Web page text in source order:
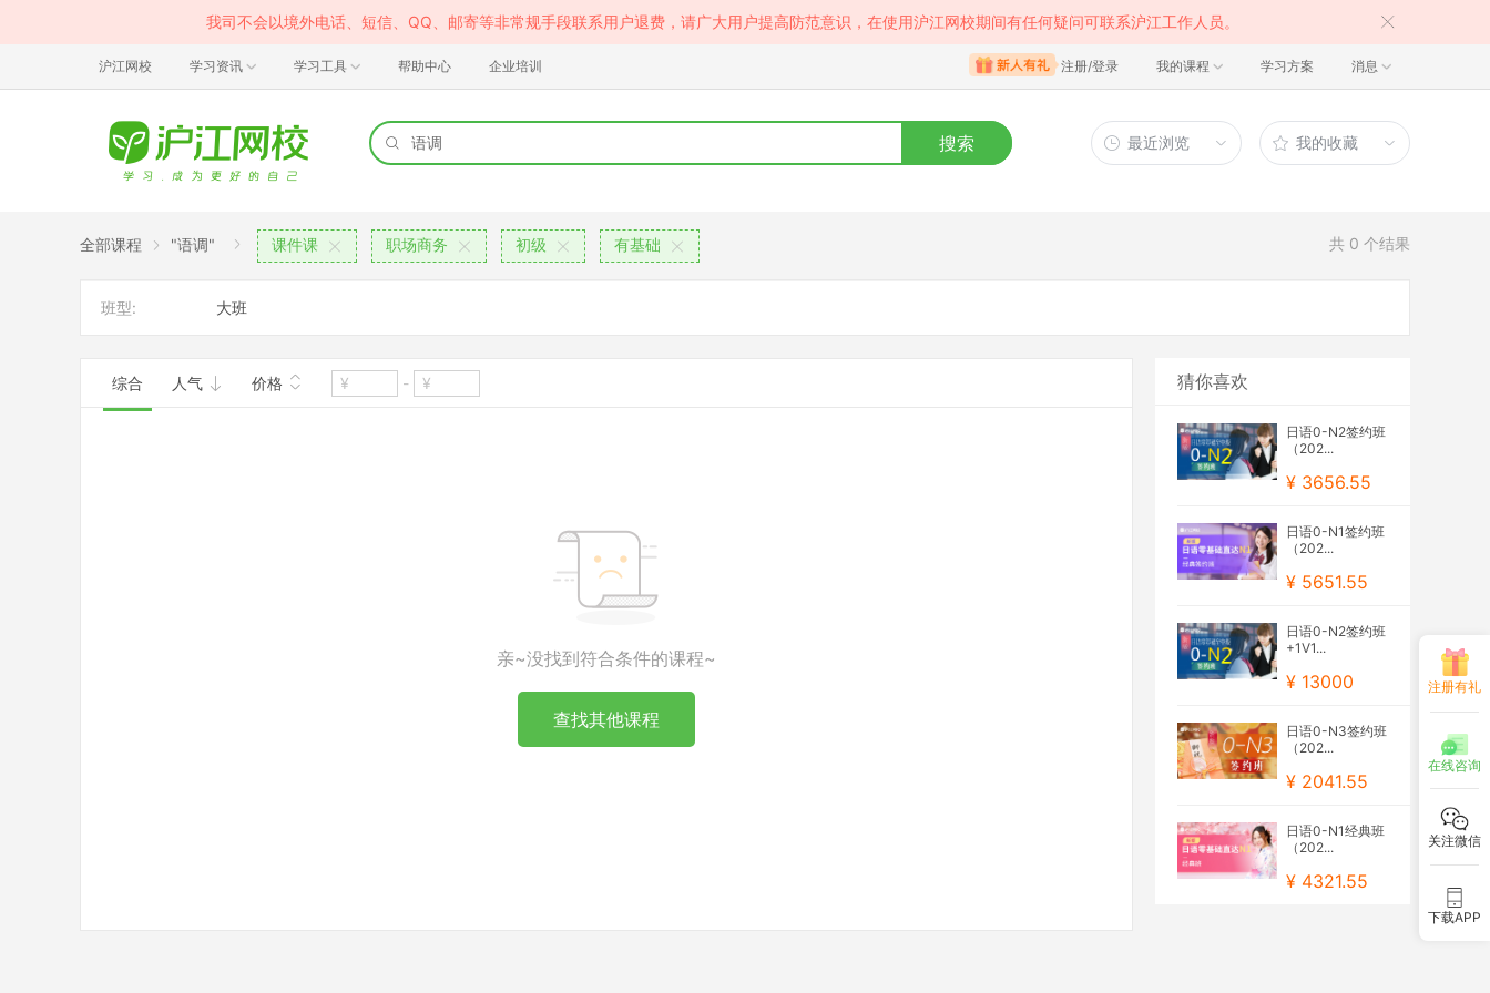
我司不会以境外电话、短信、QQ、邮寄等非常规手段联系用户退费，请广大用户提高防范意识，在使用沪江网校期间有任何疑问可联系沪江工作人员。
沪江网校 学习资讯 学习工具 帮助中心 企业培训 注册/登录 我的课程 学习方案 消息
搜索 最近浏览 我的收藏
全部课程 "语调" 课件课 职场商务 初级 有基础 共 0 个结果
班型: 大班
综合 人气 价格 -
亲~没找到符合条件的课程~
查找其他课程
猜你喜欢
日语0-N2签约班
（202...
¥ 3656.55
日语0-N1签约班
（202...
¥ 5651.55
日语0-N2签约班
+1V1...
¥ 13000
日语0-N3签约班
（202...
¥ 2041.55
日语0-N1经典班
（202...
¥ 4321.55
注册有礼
在线咨询
关注微信
下载APP